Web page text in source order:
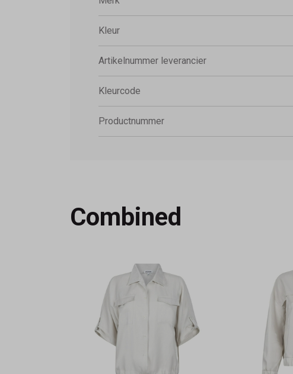
Kleur
Artikelnummer leverancier
Kleurcode
Productnummer
Combined